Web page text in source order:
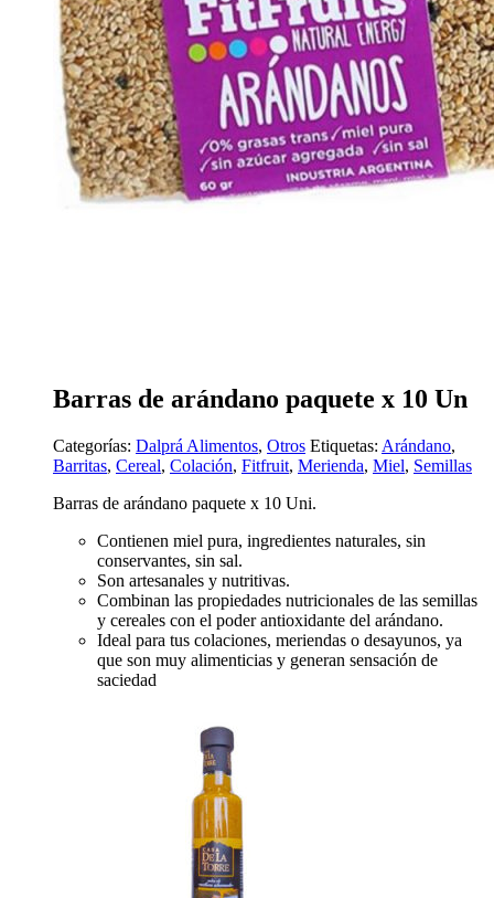
Barras de arándano paquete x 10 Un
Categorías: Dalprá Alimentos, Otros Etiquetas: Arándano,
Barritas, Cereal, Colación, Fitfruit, Merienda, Miel, Semillas
Barras de arándano paquete x 10 Uni.
Contienen miel pura, ingredientes naturales, sin
conservantes, sin sal.
Son artesanales y nutritivas.
Combinan las propiedades nutricionales de las semillas
y cereales con el poder antioxidante del arándano.
Ideal para tus colaciones, meriendas o desayunos, ya
que son muy alimenticias y generan sensación de
saciedad